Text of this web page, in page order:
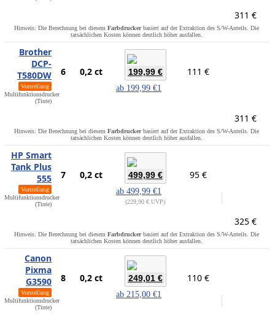
311 €
Hinweis: Die Berechnung bei diesem Farbdruckerbasiert auf der Extraktion des S/W-Anteils. Die
tatsächlichen Kosten können deutlich höher ausfallen.
Brother
DCP-
T580DW
Vorstellung
Multifunktionsdrucker
(Tinte)
6 0,2 ct 199,99 €
ab 199,99 €1
111 €
311 €
Hinweis: Die Berechnung bei diesem Farbdruckerbasiert auf der Extraktion des S/W-Anteils. Die
tatsächlichen Kosten können deutlich höher ausfallen.
HP Smart
Tank Plus
555
Vorstellung
Multifunktionsdrucker
(Tinte)
7 0,2 ct 499,99 €
ab 499,99 €1
229,90 € UVP
95 €
325 €
Hinweis: Die Berechnung bei diesem Farbdruckerbasiert auf der Extraktion des S/W-Anteils. Die
tatsächlichen Kosten können deutlich höher ausfallen.
Canon
Pixma
G3590
Vorstellung
Multifunktionsdrucker
(Tinte)
8 0,2 ct 249,01 €
ab 215,00 €1
110 €